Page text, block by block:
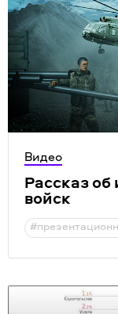
Видео
Рассказ
войск